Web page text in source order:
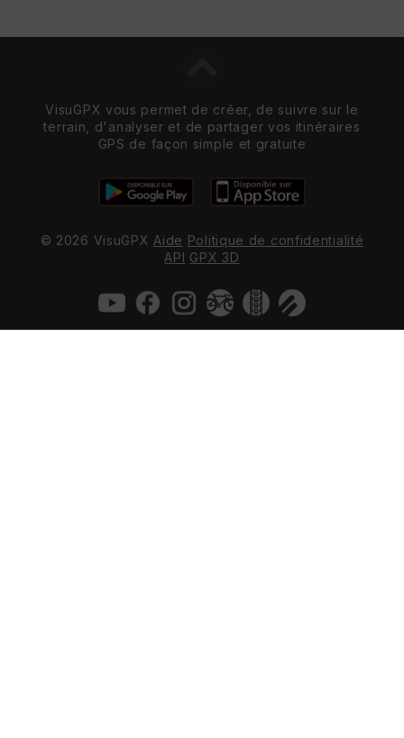
VisuGPX vous permet de créer, de suivre sur le
terrain, d'analyser et de partager vos itinéraires
GPS de façon simple et gratuite
© 2026 VisuGPX Aide Politique de confidentialité
API GPX 3D